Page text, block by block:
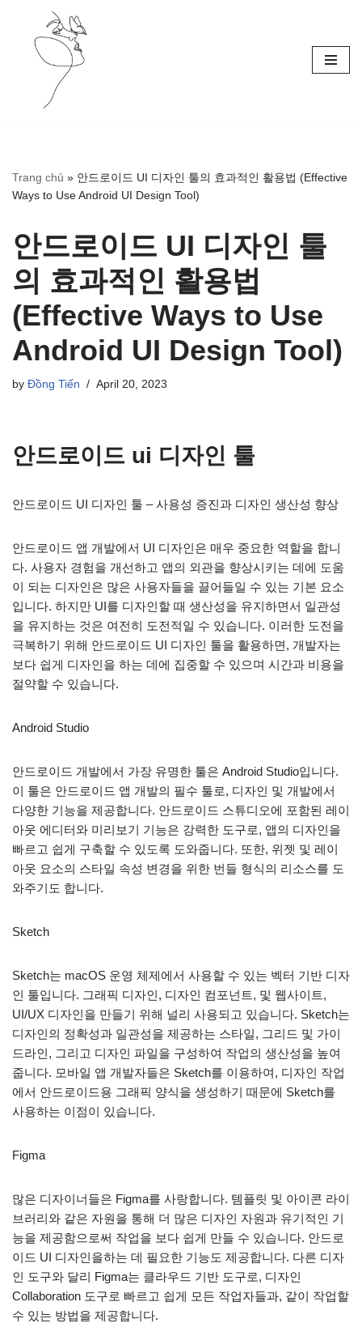
Skip
Trang chủ » 안드로이드 UI 디자인 툴의 효과적인 활용법 (Effective
Ways to Use Android UI Design Tool)
안드로이드 UI 디자인 툴
의 효과적인 활용법
(Effective Ways to Use
Android UI Design Tool)
by Đồng Tiến April 20, 2023
안드로이드 ui 디자인 툴
안드로이드 UI 디자인 툴 – 사용성 증진과 디자인 생산성 향상
안드로이드 앱 개발에서 UI 디자인은 매우 중요한 역할을 합니
다. 사용자 경험을 개선하고 앱의 외관을 향상시키는 데에 도움
이 되는 디자인은 많은 사용자들을 끌어들일 수 있는 기본 요소
입니다. 하지만 UI를 디자인할 때 생산성을 유지하면서 일관성
을 유지하는 것은 여전히 도전적일 수 있습니다. 이러한 도전을
극복하기 위해 안드로이드 UI 디자인 툴을 활용하면, 개발자는
보다 쉽게 디자인을 하는 데에 집중할 수 있으며 시간과 비용을
절약할 수 있습니다.
Android Studio
안드로이드 개발에서 가장 유명한 툴은 Android Studio입니다.
이 툴은 안드로이드 앱 개발의 필수 툴로, 디자인 및 개발에서
다양한 기능을 제공합니다. 안드로이드 스튜디오에 포함된 레이
아웃 에디터와 미리보기 기능은 강력한 도구로, 앱의 디자인을
빠르고 쉽게 구축할 수 있도록 도와줍니다. 또한, 위젯 및 레이
아웃 요소의 스타일 속성 변경을 위한 번들 형식의 리소스를 도
와주기도 합니다.
Sketch
Sketch는 macOS 운영 체제에서 사용할 수 있는 벡터 기반 디자
인 툴입니다. 그래픽 디자인, 디자인 컴포넌트, 및 웹사이트,
UI/UX 디자인을 만들기 위해 널리 사용되고 있습니다. Sketch는
디자인의 정확성과 일관성을 제공하는 스타일, 그리드 및 가이
드라인, 그리고 디자인 파일을 구성하여 작업의 생산성을 높여
줍니다. 모바일 앱 개발자들은 Sketch를 이용하여, 디자인 작업
에서 안드로이드용 그래픽 양식을 생성하기 때문에 Sketch를
사용하는 이점이 있습니다.
Figma
많은 디자이너들은 Figma를 사랑합니다. 템플릿 및 아이콘 라이
브러리와 같은 자원을 통해 더 많은 디자인 자원과 유기적인 기
능을 제공함으로써 작업을 보다 쉽게 만들 수 있습니다. 안드로
이드 UI 디자인을하는 데 필요한 기능도 제공합니다. 다른 디자
인 도구와 달리 Figma는 클라우드 기반 도구로, 디자인
Collaboration 도구로 빠르고 쉽게 모든 작업자들과, 같이 작업할
수 있는 방법을 제공합니다.